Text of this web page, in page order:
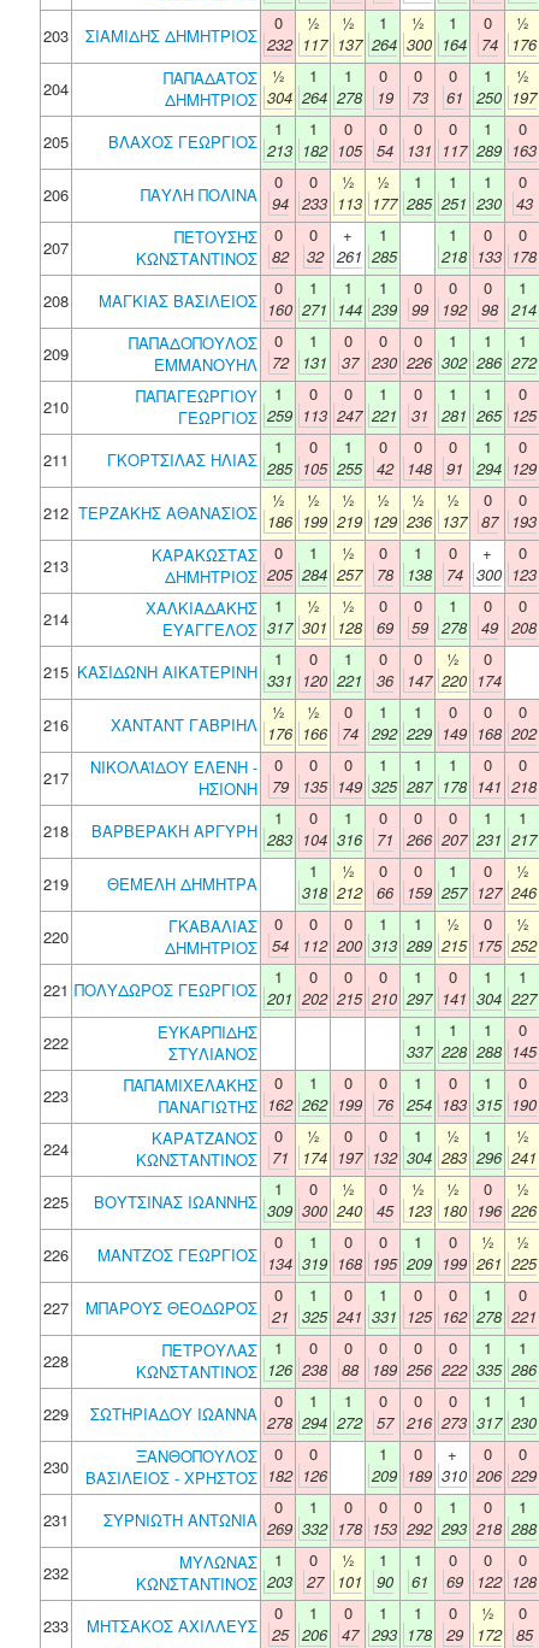
203
ΣΙΑΜΙΔΗΣ ΔΗΜΗΤΡΙΟΣ
0
232
½
117
½
137
1
264
½
300
1
164
0
74
½
176
204
ΠΑΠΑΔΑΤΟΣ
ΔΗΜΗΤΡΙΟΣ
½
304
1
264
1
278
0
19
0
73
0
61
1
250
½
197
205
ΒΛΑΧΟΣ ΓΕΩΡΓΙΟΣ
1
213
1
182
0
105
0
54
0
131
0
117
1
289
0
163
206
ΠΑΥΛΗ ΠΟΛΙΝΑ
0
94
0
233
½
113
½
177
1
285
1
251
1
230
0
43
207
ΠΕΤΟΥΣΗΣ
ΚΩΝΣΤΑΝΤΙΝΟΣ
0
82
0
32
+
261
1
285
1
218
0
133
0
178
208
ΜΑΓΚΙΑΣ ΒΑΣΙΛΕΙΟΣ
0
160
1
271
1
144
1
239
0
99
0
192
0
98
1
214
209
ΠΑΠΑΔΟΠΟΥΛΟΣ
ΕΜΜΑΝΟΥΗΛ
0
72
1
131
0
37
0
230
0
226
1
302
1
286
1
272
210
ΠΑΠΑΓΕΩΡΓΙΟΥ
ΓΕΩΡΓΙΟΣ
1
259
0
113
0
247
1
221
0
31
1
281
1
265
0
125
211
ΓΚΟΡΤΣΙΛΑΣ ΗΛΙΑΣ
1
285
0
105
1
255
0
42
0
148
0
91
1
294
0
129
212 ΤΕΡΖΑΚΗΣ ΑΘΑΝΑΣΙΟΣ
½
186
½
199
½
219
½
129
½
236
½
137
0
87
0
193
213
ΚΑΡΑΚΩΣΤΑΣ
ΔΗΜΗΤΡΙΟΣ
0
205
1
284
½
257
0
78
1
138
0
74
+
300
0
123
214
ΧΑΛΚΙΑΔΑΚΗΣ
ΕΥΑΓΓΕΛΟΣ
1
317
½
301
½
128
0
69
0
59
1
278
0
49
0
208
215 ΚΑΣΙΔΩΝΗ ΑΙΚΑΤΕΡΙΝΗ
1
331
0
120
1
221
0
36
0
147
½
220
0
174
216
ΧΑΝΤΑΝΤ ΓΑΒΡΙΗΛ
½
176
½
166
0
74
1
292
1
229
0
149
0
168
0
202
217
ΝΙΚΟΛΑΪΔΟΥ ΕΛΕΝΗ -
ΗΣΙΟΝΗ
0
79
0
135
0
149
1
325
1
287
1
178
0
141
0
218
218
ΒΑΡΒΕΡΑΚΗ ΑΡΓΥΡΗ
1
283
0
104
1
316
0
71
0
266
0
207
1
231
1
217
219
ΘΕΜΕΛΗ ΔΗΜΗΤΡΑ
1
318
½
212
0
66
0
159
1
257
0
127
½
246
220
ΓΚΑΒΑΛΙΑΣ
ΔΗΜΗΤΡΙΟΣ
0
54
0
112
0
200
1
313
1
289
½
215
0
175
½
252
221 ΠΟΛΥΔΩΡΟΣ ΓΕΩΡΓΙΟΣ
1
201
0
202
0
215
0
210
1
297
0
141
1
304
1
227
222
ΕΥΚΑΡΠΙΔΗΣ
ΣΤΥΛΙΑΝΟΣ
1
337
1
228
1
288
0
145
223
ΠΑΠΑΜΙΧΕΛΑΚΗΣ
ΠΑΝΑΓΙΩΤΗΣ
0
162
1
262
0
199
0
76
1
254
0
183
1
315
0
190
224
ΚΑΡΑΤΖΑΝΟΣ
ΚΩΝΣΤΑΝΤΙΝΟΣ
0
71
½
174
0
197
0
132
1
304
½
283
1
296
½
241
225
ΒΟΥΤΣΙΝΑΣ ΙΩΑΝΝΗΣ
1
309
0
300
½
240
0
45
½
123
½
180
0
196
½
226
226
ΜΑΝΤΖΟΣ ΓΕΩΡΓΙΟΣ
0
134
1
319
0
168
0
195
1
209
0
199
½
261
½
225
227
ΜΠΑΡΟΥΣ ΘΕΟΔΩΡΟΣ
0
21
1
325
0
241
1
331
0
125
0
162
1
278
0
221
228
ΠΕΤΡΟΥΛΑΣ
ΚΩΝΣΤΑΝΤΙΝΟΣ
1
126
0
238
0
88
0
189
0
256
0
222
1
335
1
286
229
ΣΩΤΗΡΙΑΔΟΥ ΙΩΑΝΝΑ
0
278
1
294
1
272
0
57
0
216
0
273
1
317
1
230
230
ΞΑΝΘΟΠΟΥΛΟΣ
ΒΑΣΙΛΕΙΟΣ - ΧΡΗΣΤΟΣ
0
182
0
126
1
209
0
189
+
310
0
206
0
229
231
ΣΥΡΝΙΩΤΗ ΑΝΤΩΝΙΑ
0
269
1
332
0
178
0
153
0
292
1
293
0
218
1
288
232
ΜΥΛΩΝΑΣ
ΚΩΝΣΤΑΝΤΙΝΟΣ
1
203
0
27
½
101
1
90
1
61
0
69
0
122
0
128
233
ΜΗΤΣΑΚΟΣ ΑΧΙΛΛΕΥΣ
0
25
1
206
0
47
1
293
1
178
0
29
½
172
0
85